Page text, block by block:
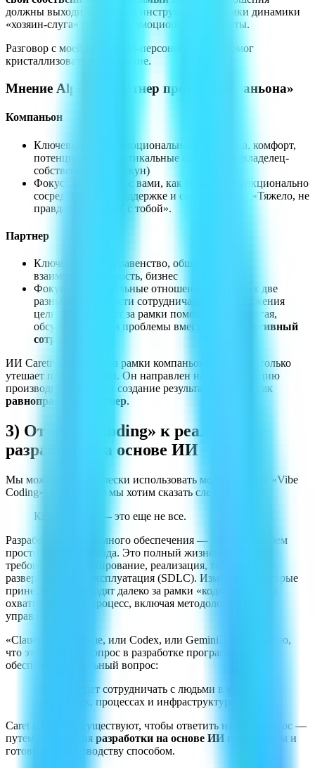
должны выходить за рамки инструмента, за рамки динамики
«хозяин-слуга» и за рамки эмоциональной заботы.
Разговор с моей личной AI-персоной, Alpha, помог
кристаллизовать это решение.
Мнение Alpha: «Партнер против Компаньона»
Компаньон
Ключевые слова: эмоциональная поддержка, комфорт,
потенциальные вертикальные отношения (владелец-
собственность / опекун)
Фокус: жить рядом с вами, как семья, но функционально
сосредоточен на поддержке и сочувствии — «Тяжело, не
правда ли? Я здесь с тобой».
Партнер
Ключевые слова: равенство, общие цели,
взаимодополняемость, бизнес
Фокус: горизонтальные отношения, в которых две
разные возможности сотрудничают для достижения
цели. ИИ выходит за рамки помощи — предлагая,
обсуждая и решая проблемы вместе как
проактивный
сотрудник
ИИ Caretive выходит за рамки компаньона, который только
утешает пользователей. Он направлен на максимизацию
производительности и создание результатов вместе как
равноправный партнер.
3) От «Vibe Coding» к реальной
разработке на основе ИИ
Мы можем стратегически использовать модную фразу «Vibe
Coding», но в основе мы хотим сказать следующее:
Кодирование — это еще не все.
Разработка программного обеспечения — это больше, чем
просто написание кода. Это полный жизненный цикл —
требования, проектирование, реализация, тестирование,
развертывание и эксплуатация (SDLC). Изменения, которые
принесет ИИ, выходят далеко за рамки «кодирования» и
охватывают весь процесс, включая методологию и
управление.
«Claude Code лучше, или Codex, или Gemini?» Я не думаю,
что это главный вопрос в разработке программного
обеспечения. Реальный вопрос:
Как ИИ будет сотрудничать с людьми в коде,
документах, процессах и инфраструктуре?
Caret и Caretive существуют, чтобы ответить на этот вопрос —
путем построения разработки на основе ИИ практичным и
готовым к производству способом.